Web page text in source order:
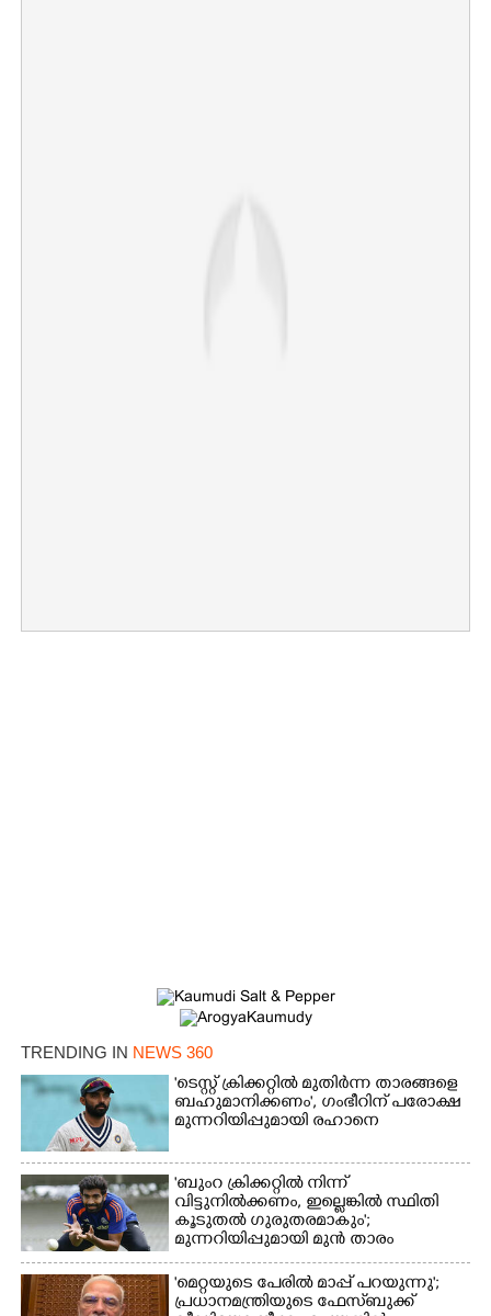
TRENDING IN NEWS 360
'ടെസ്റ്റ് ക്രിക്കറ്റിൽ മുതിർന്ന താരങ്ങളെ
ബഹുമാനിക്കണം', ഗംഭീറിന് പരോക്ഷ
മുന്നറിയിപ്പുമായി രഹാനെ
'ബുംറ ക്രിക്കറ്റിൽ നിന്ന്
വിട്ടുനിൽക്കണം, ഇല്ലെങ്കിൽ സ്ഥിതി
കൂടുതൽ ഗുരുതരമാകും';
മുന്നറിയിപ്പുമായി മുൻ താരം
'മെറ്റയുടെ പേരിൽ മാപ്പ് പറയുന്നു';
പ്രധാനമന്ത്രിയുടെ ഫേസ്‌ബുക്ക്